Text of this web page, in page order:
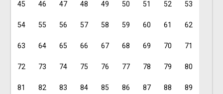
45 46 47 48 49 50 51 52 53
54 55 56 57 58 59 60 61 62
63 64 65 66 67 68 69 70 71
72 73 74 75 76 77 78 79 80
81 82 83 84 85 86 87 88 89